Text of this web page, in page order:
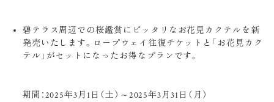
碧テラス周辺での桜鑑賞にピッタリなお花見カクテルを新
発売いたします。ロープウェイ往復チケットと「お花見カク
テル」がセットになったお得なプランです。
期間：2025年3月1日（土）～2025年3月31日（月）